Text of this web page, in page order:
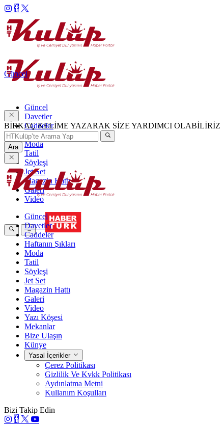
Güncel
Davetler
Caddeler
Haftanın Şıkları
Moda
Tatil
Söyleşi
Jet Set
Magazin Hattı
Galeri
Video
Güncel
BİRKAÇ KELİME YAZARAK SİZE YARDIMCI OLABİLİRİZ
Ara
Güncel
Davetler
Caddeler
Haftanın Şıkları
Moda
Tatil
Söyleşi
Jet Set
Magazin Hattı
Galeri
Video
Yazı Köşesi
Mekanlar
Bize Ulaşın
Künye
Yasal İçerikler
Çerez Politikası
Gizlilik Ve Kvkk Politikası
Aydınlatma Metni
Kullanım Koşulları
Bizi Takip Edin